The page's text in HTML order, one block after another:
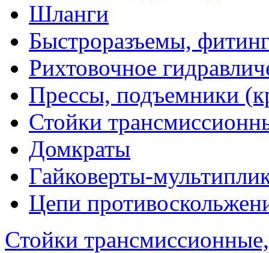
Шланги
Быстроразъемы,
Рихтовочное
Прессы, подъемники
Стойки
Домкраты
Гайковерты-
Цепи
Стойки